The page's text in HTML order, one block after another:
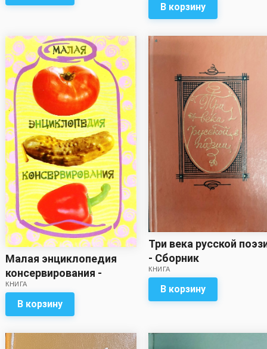
В корзину
Малая энциклопедия
консервирования -
Сборник
КНИГА
В корзину
Три века русской
- Сборник
КНИГА
В корзину